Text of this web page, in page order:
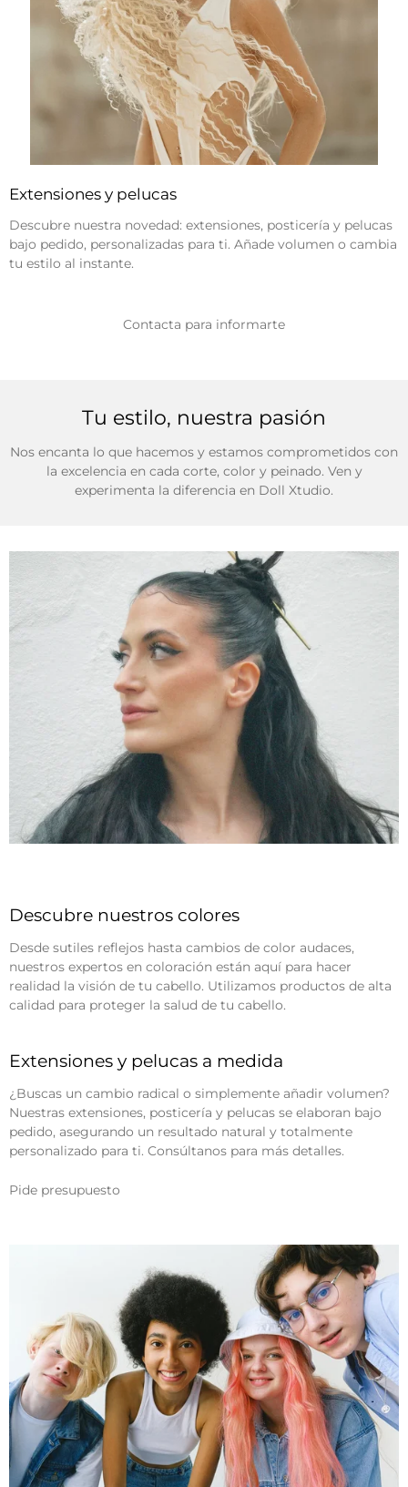
Extensiones y pelucas
Descubre nuestra novedad: extensiones, posticería y pelucas
bajo pedido, personalizadas para ti. Añade volumen o cambia
tu estilo al instante.
Contacta para informarte
Tu estilo, nuestra pasión
Nos encanta lo que hacemos y estamos comprometidos con
la excelencia en cada corte, color y peinado. Ven y
experimenta la diferencia en Doll Xtudio.
Descubre nuestros colores
Desde sutiles reflejos hasta cambios de color audaces,
nuestros expertos en coloración están aquí para hacer
realidad la visión de tu cabello. Utilizamos productos de alta
calidad para proteger la salud de tu cabello.
Extensiones y pelucas a medida
¿Buscas un cambio radical o simplemente añadir volumen?
Nuestras extensiones, posticería y pelucas se elaboran bajo
pedido, asegurando un resultado natural y totalmente
personalizado para ti. Consúltanos para más detalles.
Pide presupuesto